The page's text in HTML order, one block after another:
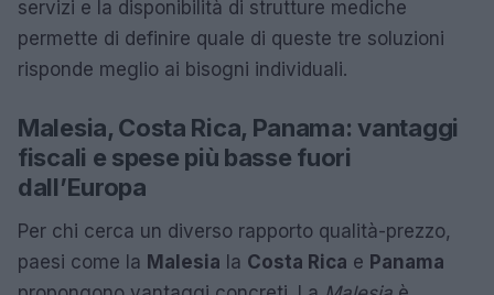
servizi e la disponibilità di strutture mediche
permette di definire quale di queste tre soluzioni
risponde meglio ai bisogni individuali.
Malesia, Costa Rica, Panama: vantaggi
fiscali e spese più basse fuori
dall’Europa
Per chi cerca un diverso rapporto qualità-prezzo,
paesi come la Malesia la Costa Rica e Panama